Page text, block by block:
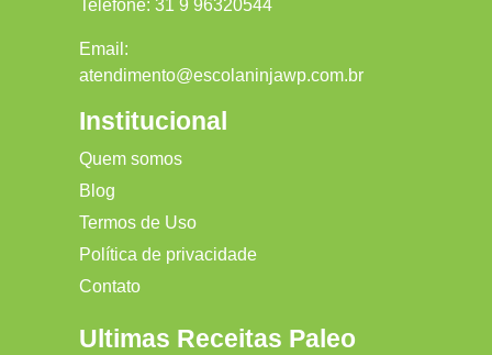
Telefone: 31 9 96320544
Email:
atendimento@escolaninjawp.com.br
Institucional
Quem somos
Blog
Termos de Uso
Política de privacidade
Contato
Ultimas Receitas Paleo